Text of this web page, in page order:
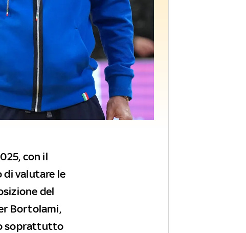
con il
di valutare le
del
Bortolami,
soprattutto